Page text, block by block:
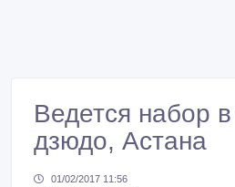
Ведется набор
дзюдо, Астана
01/02/2017 11:56